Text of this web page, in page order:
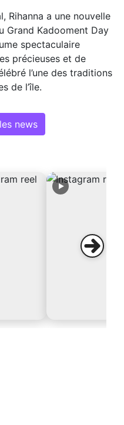
Rihanna a une nouvelle
Grand Kadooment Day
spectaculaire
précieuses et de
l’une des traditions
de l’île.
news